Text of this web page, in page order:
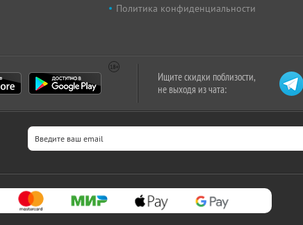
Политика конфиденциальности
Ищите скидки поблизости,
не выходя из чата: